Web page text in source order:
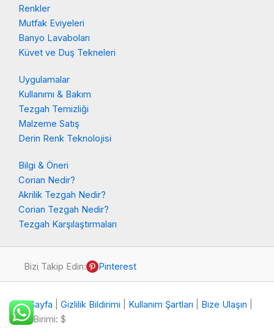
Renkler
Mutfak Eviyeleri
Banyo Lavaboları
Küvet ve Duş Tekneleri
Uygulamalar
Kullanımı & Bakım
Tezgah Temizliği
Malzeme Satış
Derin Renk Teknolojisi
Bilgi & Öneri
Corian Nedir?
Akrilik Tezgah Nedir?
Corian Tezgah Nedir?
Tezgah Karşılaştırmaları
Bizi Takip Edin: Pinterest
Ana Sayfa Gizlilik Bildirimi Kullanım Şartları Bize Ulaşın
Para Birimi: $